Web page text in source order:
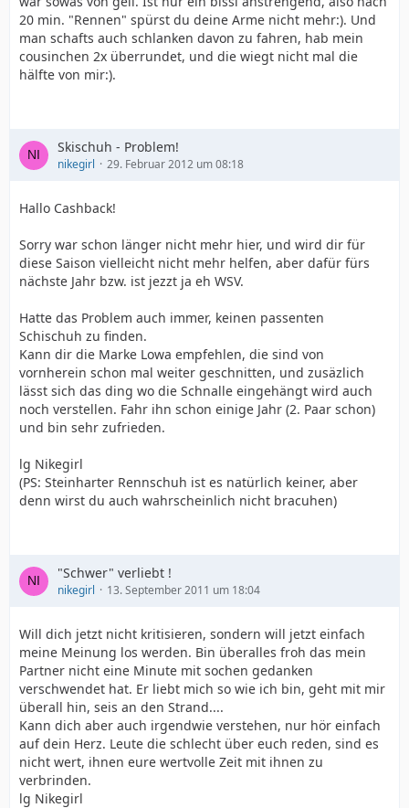
20 min. "Rennen" spürst du deine Arme nicht mehr:). Und
man schafts auch schlanken davon zu fahren, hab mein
cousinchen 2x überrundet, und die wiegt nicht mal die
hälfte von mir:).
Skischuh - Problem!
nikegirl 29. Februar 2012 um 08:18
Hallo Cashback!
Sorry war schon länger nicht mehr hier, und wird dir für
diese Saison vielleicht nicht mehr helfen, aber dafür fürs
nächste Jahr bzw. ist jezzt ja eh WSV.
Hatte das Problem auch immer, keinen passenten
Schischuh zu finden.
Kann dir die Marke Lowa empfehlen, die sind von
vornherein schon mal weiter geschnitten, und zusäzlich
lässt sich das ding wo die Schnalle eingehängt wird auch
noch verstellen. Fahr ihn schon einige Jahr (2. Paar schon)
und bin sehr zufrieden.
lg Nikegirl
(PS: Steinharter Rennschuh ist es natürlich keiner, aber
denn wirst du auch wahrscheinlich nicht bracuhen)
"Schwer" verliebt !
nikegirl 13. September 2011 um 18:04
Will dich jetzt nicht kritisieren, sondern will jetzt einfach
meine Meinung los werden. Bin überalles froh das mein
Partner nicht eine Minute mit sochen gedanken
verschwendet hat. Er liebt mich so wie ich bin, geht mit mir
überall hin, seis an den Strand....
Kann dich aber auch irgendwie verstehen, nur hör einfach
auf dein Herz. Leute die schlecht über euch reden, sind es
nicht wert, ihnen eure wertvolle Zeit mit ihnen zu
verbrinden.
lg Nikegirl